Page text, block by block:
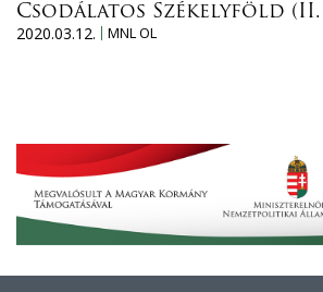
Csodálatos Székelyföld (II.
2020.03.12.
MNL OL